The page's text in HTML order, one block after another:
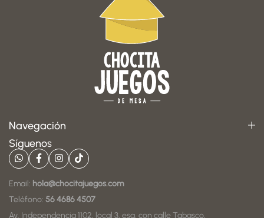
Navegación
Síguenos
Email: hola@chocitajuegos.com
Teléfono: 56 4686 4507
Av. Independencia 1102, local 3, esq. con calle Tabasco,